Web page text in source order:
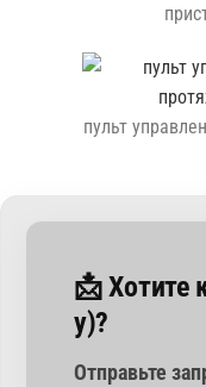
пульт
📩 Хотите
у)?
Отправьте